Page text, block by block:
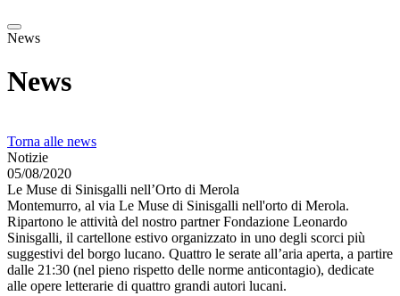
News
News
Torna alle news
Notizie
05/08/2020
Le Muse di Sinisgalli nell’Orto di Merola
Montemurro, al via Le Muse di Sinisgalli nell'orto di Merola.
Ripartono le attività del nostro partner Fondazione Leonardo
Sinisgalli, il cartellone estivo organizzato in uno degli scorci più
suggestivi del borgo lucano. Quattro le serate all’aria aperta, a partire
dalle 21:30 (nel pieno rispetto delle norme anticontagio), dedicate
alle opere letterarie di quattro grandi autori lucani.